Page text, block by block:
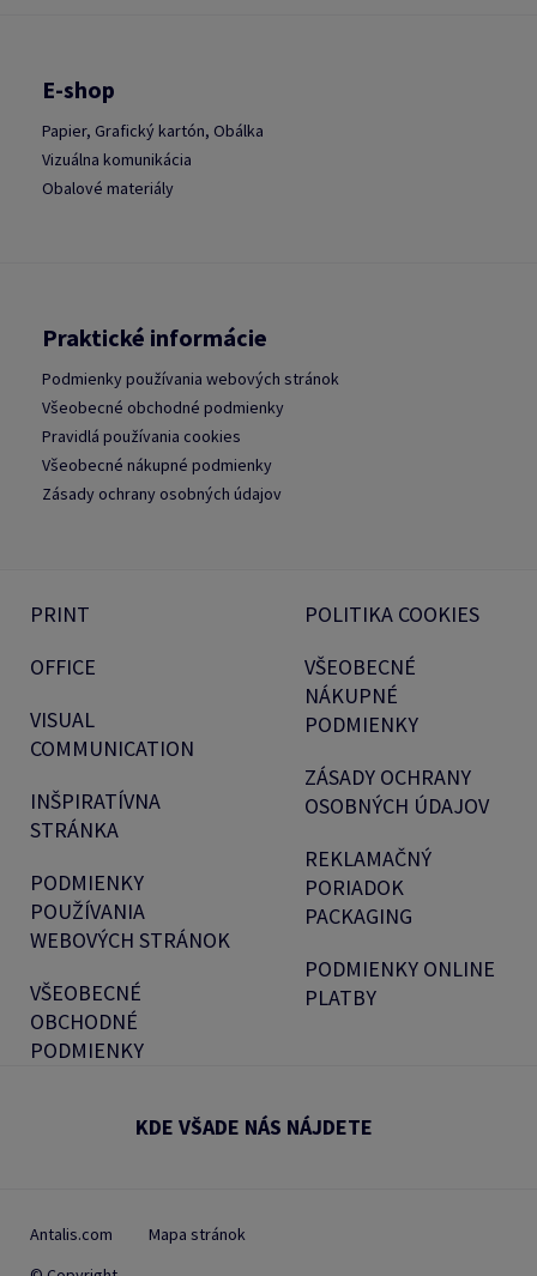
E-shop
Papier, Grafický kartón, Obálka
Vizuálna komunikácia
Obalové materiály
Praktické informácie
Podmienky používania webových stránok
Všeobecné obchodné podmienky
Pravidlá používania cookies
Všeobecné nákupné podmienky
Zásady ochrany osobných údajov
PRINT
OFFICE
VISUAL
COMMUNICATION
INŠPIRATÍVNA
STRÁNKA
PODMIENKY
POUŽÍVANIA
WEBOVÝCH STRÁNOK
VŠEOBECNÉ
OBCHODNÉ
PODMIENKY
POLITIKA COOKIES
VŠEOBECNÉ
NÁKUPNÉ
PODMIENKY
ZÁSADY OCHRANY
OSOBNÝCH ÚDAJOV
REKLAMAČNÝ
PORIADOK
PACKAGING
PODMIENKY ONLINE
PLATBY
KDE VŠADE NÁS NÁJDETE
Antalis.com
Mapa stránok